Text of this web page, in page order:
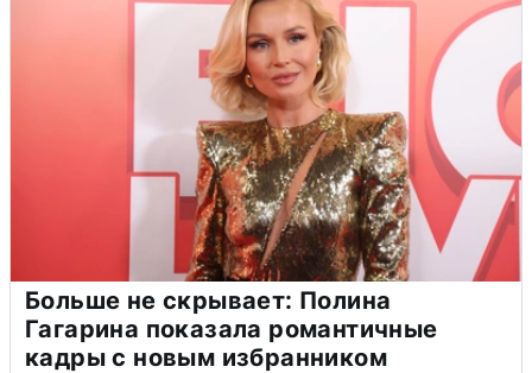
Больше не скрывает: Полина
Гагарина показала романтичные
кадры с новым избранником